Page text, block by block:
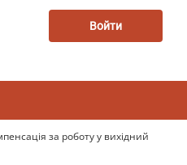
Войти
за роботу у вихідний